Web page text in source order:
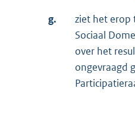
g.
ziet het erop
Sociaal
over het
ongevraagd